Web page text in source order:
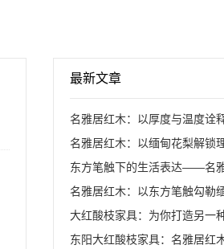
最新文章
名雅居红木：以厚度与温度诠
学
名雅居红木：以缅甸花梨解锁
东方笔触下的生活表达——名
花梨家具的共生之道
名雅居红木：以东方笔触勾勒
理想生活图景
大红酸枝家具：为你打造另一
东阳大红酸枝家具：名雅居红